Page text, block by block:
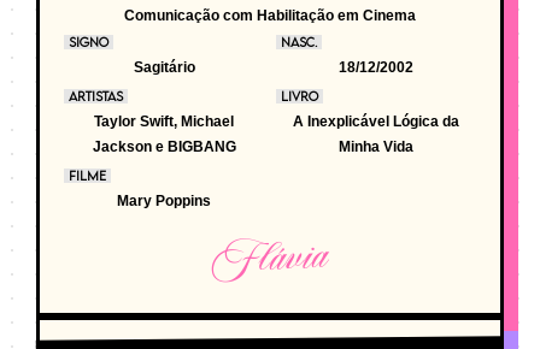
Comunicação com Habilitação em Cinema
SIGNO
Sagitário
NASC.
18/12/2002
ARTISTAS
Taylor Swift, Michael
Jackson e BIGBANG
LIVRO
A Inexplicável Lógica da
Minha Vida
FILME
Mary Poppins
Flávia